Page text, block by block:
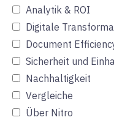
Analytik & ROI
Digitale
Document
Sicherheit und
Nachhaltigkeit
Vergleiche
Über Nitro